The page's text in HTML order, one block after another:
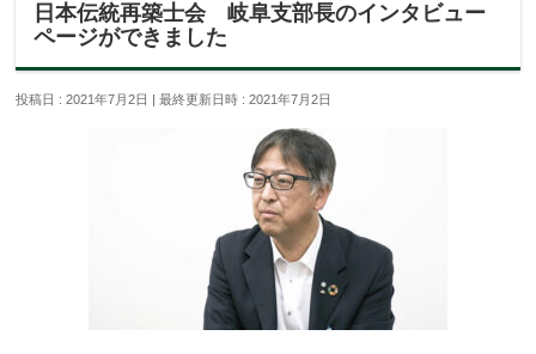
日本伝統再築士会 岐阜支部長のインタビュー
ページができました
投稿日 : 2021年7月2日 最終更新日時 : 2021年7月2日